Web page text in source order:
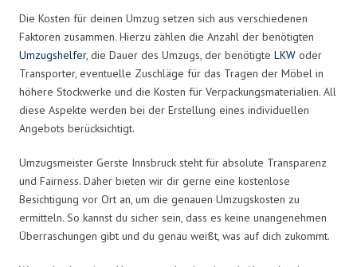
Die Kosten für deinen Umzug setzen sich aus verschiedenen
Faktoren zusammen. Hierzu zählen die Anzahl der benötigten
Umzugshelfer, die Dauer des Umzugs, der benötigte LKW oder
Transporter, eventuelle Zuschläge für das Tragen der Möbel in
höhere Stockwerke und die Kosten für Verpackungsmaterialien. All
diese Aspekte werden bei der Erstellung eines individuellen
Angebots berücksichtigt.
Umzugsmeister Gerste Innsbruck steht für absolute Transparenz
und Fairness. Daher bieten wir dir gerne eine kostenlose
Besichtigung vor Ort an, um die genauen Umzugskosten zu
ermitteln. So kannst du sicher sein, dass es keine unangenehmen
Überraschungen gibt und du genau weißt, was auf dich zukommt.